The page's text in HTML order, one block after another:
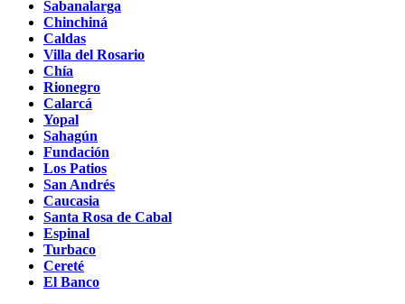
Sabanalarga
Chinchiná
Caldas
Villa del Rosario
Chía
Rionegro
Calarcá
Yopal
Sahagún
Fundación
Los Patios
San Andrés
Caucasia
Santa Rosa de Cabal
Espinal
Turbaco
Cereté
El Banco